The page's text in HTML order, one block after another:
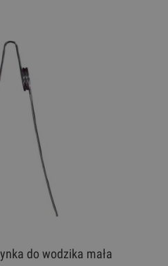
do wodzika mała